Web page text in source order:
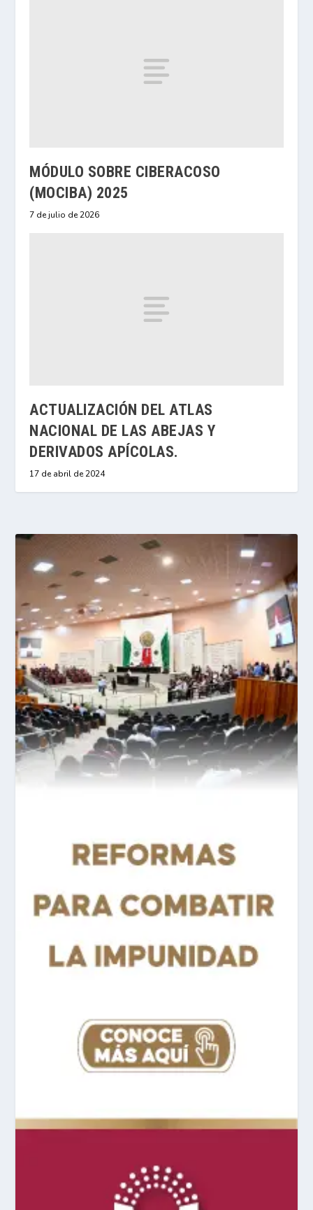
MÓDULO SOBRE CIBERACOSO
(MOCIBA) 2025
7 de julio de 2026
ACTUALIZACIÓN DEL ATLAS
NACIONAL DE LAS ABEJAS Y
DERIVADOS APÍCOLAS.
17 de abril de 2024